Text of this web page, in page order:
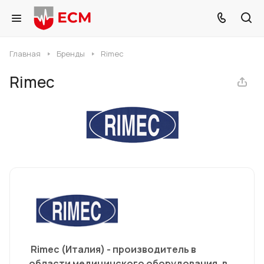
Главная Бренды Rimec
Rimec
Rimec (Италия) - производитель в